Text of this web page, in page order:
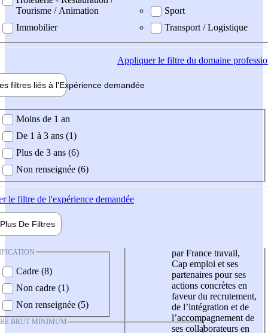
Tourisme / Animation
Immobilier
Sport
Transport / Logistique
Appliquerle filtre du domaine
filtres liés à l'Expérience demandée
demandée
Moins de 1 an
De 1 à 3 ans (1)
Plus de 3 ans (6)
Non renseignée (6)
le filtre de l'expérience demandée
Plus De Filtres
Cadre (8)
Non cadre (1)
Non renseignée (5)
BRUT MINIMUM
par France travail,
Cap emploi et ses
partenaires pour ses
actions concrètes en
faveur du recrutement,
de l’intégration et de
l’accompagnement de
ses collaborateurs en